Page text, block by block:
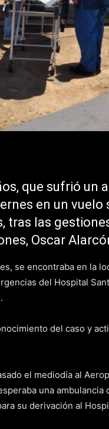
que sufrió un
en un
tras las
Oscar
se encontraba en la
del Hospital
del caso y
el mediodía al
una
su derivación al